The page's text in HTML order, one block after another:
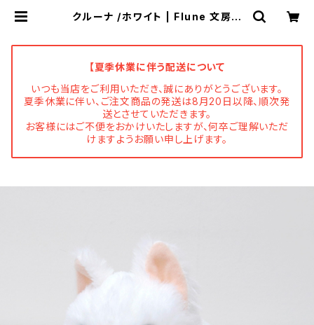
クルーナ /ホワイト | Flune 文房具
【夏季休業に伴う配送について
いつも当店をご利用いただき、誠にありがとうございます。
夏季休業に伴い、ご注文商品の発送は8月20日以降、順次発
送とさせていただきます。
お客様にはご不便をおかけいたしますが、何卒ご理解いただ
けますようお願い申し上げます。